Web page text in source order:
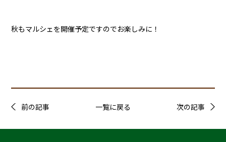
秋もマルシェを開催予定ですのでお楽しみに！
前の記事 一覧に戻る 次の記事